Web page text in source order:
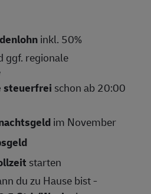
inkl. 50%
ggf. regionale
steuerfrei schon ab 20:00
im November
starten
du zu Hause bist -